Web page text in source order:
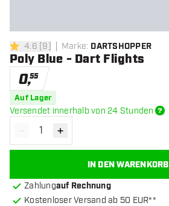
4.6 Bewertungssterne
4.6 [9] Marke: DARTSHOPPER
Poly Blue - Dart Flights
0,55
Auf Lager
Versendet innerhalb von 24 Stunden
Menge verringern
- Menge erhöhen
+
IN DEN WARENKORB
Zahlungauf Rechnung
Kostenloser Versand ab 50 EUR**